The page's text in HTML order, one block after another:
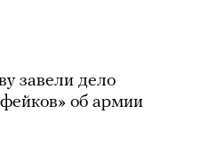
завели дело
об армии